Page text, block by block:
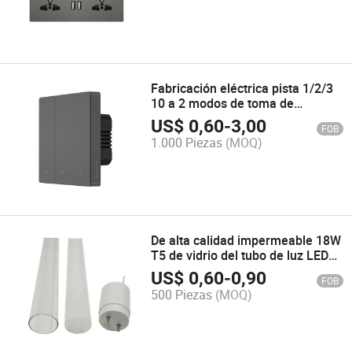
Fabricación eléctrica pista 1/2/3
10 a 2 modos de toma de
interruptor de pared
US$ 0,60-3,00 FOB
1.000 Piezas (MOQ)
De alta calidad impermeable 18W
T5 de vidrio del tubo de luz LED
SMD para el hogar
US$ 0,60-0,90 FOB
500 Piezas (MOQ)